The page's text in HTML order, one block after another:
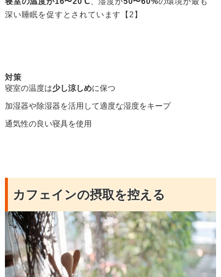
深い睡眠を促すとされています【2】
対策
寝室の温度は少し涼しめに保つ
加湿器や除湿器を活用して適度な湿度をキープ
通気性の良い寝具を使用
カフェインの摂取を控える